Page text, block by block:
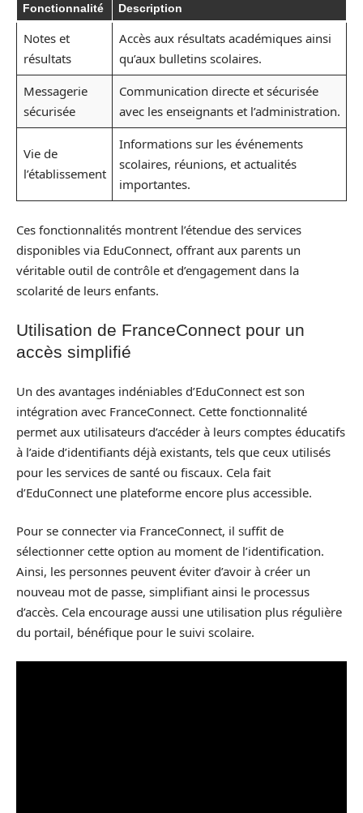
Fonctionnalité Description
Notes et
résultats
Accès aux résultats académiques ainsi
qu’aux bulletins scolaires.
Messagerie
sécurisée
Communication directe et sécurisée
avec les enseignants et l’administration.
Vie de
l’établissement
Informations sur les événements
scolaires, réunions, et actualités
importantes.
Ces fonctionnalités montrent l’étendue des services
disponibles via EduConnect, offrant aux parents un
véritable outil de contrôle et d’engagement dans la
scolarité de leurs enfants.
Utilisation de FranceConnect pour un
accès simplifié
Un des avantages indéniables d’EduConnect est son
intégration avec FranceConnect. Cette fonctionnalité
permet aux utilisateurs d’accéder à leurs comptes éducatifs
à l’aide d’identifiants déjà existants, tels que ceux utilisés
pour les services de santé ou fiscaux. Cela fait
d’EduConnect une plateforme encore plus accessible.
Pour se connecter via FranceConnect, il suffit de
sélectionner cette option au moment de l’identification.
Ainsi, les personnes peuvent éviter d’avoir à créer un
nouveau mot de passe, simplifiant ainsi le processus
d’accès. Cela encourage aussi une utilisation plus régulière
du portail, bénéfique pour le suivi scolaire.